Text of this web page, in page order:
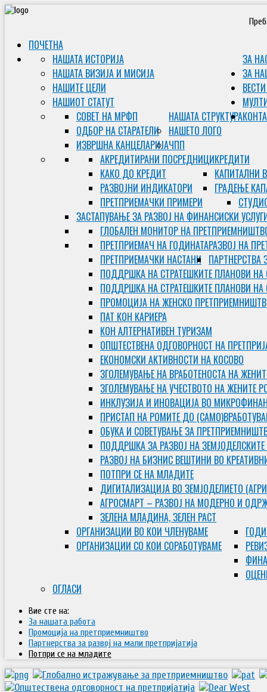
ПОЧЕТНА
ЗА
НАШАТА ИСТОРИЈА
НАШАТА ВИЗИЈА И МИСИЈА
НАШИТЕ ЦЕЛИ
НАШИОТ СТАТУТ
НАШАТА СТРУКТУРА
СОВЕТ НА МРФП
ОДБОР НА СТАРАТЕЛИ
ИЗВРШНА КАНЦЕЛАРИЈА
НАШЕТО ЛОГО
ЧПП
ЗА
КРЕДИТИ
АКРЕДИТИРАНИ ПОСРЕДНИЦИ
КАКО ДО КРЕДИТ
РАЗВОЈНИ ИНДИКАТОРИ
ПРЕТПРИЕМАЧКИ ПРИМЕРИ
КАПИТАЛНИ
ГРАДЕЊЕ
ЗАСТАПУВАЊЕ ЗА РАЗВОЈ НА ФИНАНСИСКИ
ГЛОБАЛЕН МОНИТОР НА
РАЗВОЈ НА
ПРЕТПРИЕМАЧ НА ГОДИНАТА
ПРЕТПРИЕМАЧКИ НАСТАНИ ПАРТНЕРСТВА
ПОДДРШКА НА СТРАТЕШКИТЕ ПЛАНОВИ НА
ПОДДРШКА НА СТРАТЕШКИТЕ ПЛАНОВИ НА
ПРОМОЦИЈА НА ЖЕНСКО
ПАТ КОН КАРИЕРА
КОН АЛТЕРНАТИВЕН ТУРИЗАМ
ОПШТЕСТВЕНА ОДГОВОРНОСТ НА
ЕКОНОМСКИ АКТИВНОСТИ НА КОСОВО
ЗГОЛЕМУВАЊЕ НА ВРАБОТЕНОСТА НА
ЗГОЛЕМУВАЊЕ НА УЧЕСТВОТО НА ЖЕНИТЕ
ИНКЛУЗИЈА И ИНОВАЦИЈА ВО
ПРИСТАП НА РОМИТЕ ДО
ОБУКА И СОВЕТУВАЊЕ ЗА
ПОДДРШКА ЗА РАЗВОЈ НА
РАЗВОЈ НА БИЗНИС ВЕШТИНИ ВО
ПОТПРИ СЕ НА МЛАДИТЕ
ДИГИТАЛИЗАЦИЈА ВО ЗЕМЈОДЕЛИЕТО
АГРОСМАРТ – РАЗВОЈ НА МОДЕРНО И
ЗЕЛЕНА МЛАДИНА, ЗЕЛЕН РАСТ
ОРГAНИЗАЦИИ ВО КОИ ЧЛЕНУВАМЕ
ОРГАНИЗАЦИИ СО КОИ СОРАБОТУВАМЕ
ОГЛАСИ
Вие сте на:
За нашата работа
Промоција на претприемништво
Партнерства за развој на мали претпријатија
Потпри се на младите